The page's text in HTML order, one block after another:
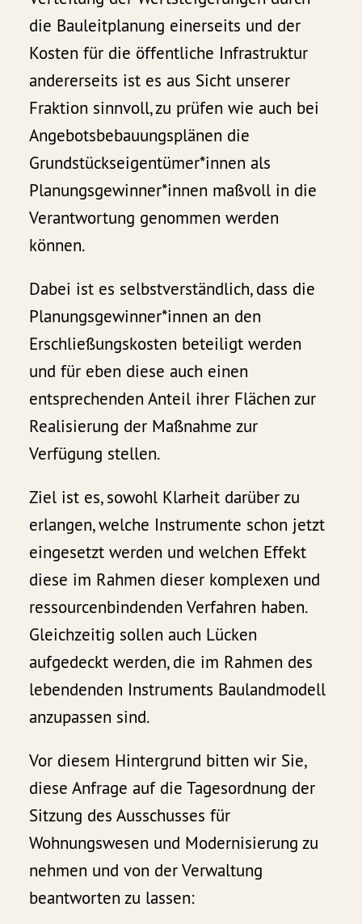
die Bauleitplanung einerseits und der
Kosten für die öffentliche Infrastruktur
andererseits ist es aus Sicht unserer
Fraktion sinnvoll, zu prüfen wie auch bei
Angebotsbebauungsplänen die
Grundstückseigentümer*innen als
Planungsgewinner*innen maßvoll in die
Verantwortung genommen werden
können.
Dabei ist es selbstverständlich, dass die
Planungsgewinner*innen an den
Erschließungskosten beteiligt werden
und für eben diese auch einen
entsprechenden Anteil ihrer Flächen zur
Realisierung der Maßnahme zur
Verfügung stellen.
Ziel ist es, sowohl Klarheit darüber zu
erlangen, welche Instrumente schon jetzt
eingesetzt werden und welchen Effekt
diese im Rahmen dieser komplexen und
ressourcenbindenden Verfahren haben.
Gleichzeitig sollen auch Lücken
aufgedeckt werden, die im Rahmen des
lebendenden Instruments Baulandmodell
anzupassen sind.
Vor diesem Hintergrund bitten wir Sie,
diese Anfrage auf die Tagesordnung der
Sitzung des Ausschusses für
Wohnungswesen und Modernisierung zu
nehmen und von der Verwaltung
beantworten zu lassen: